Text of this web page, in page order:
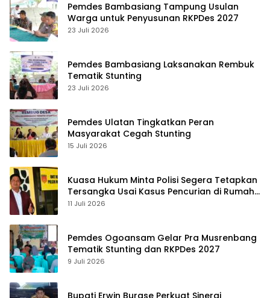
Pemdes Bambasiang Tampung Usulan
Warga untuk Penyusunan RKPDes 2027
23 Juli 2026
Pemdes Bambasiang Laksanakan Rembuk
Tematik Stunting
23 Juli 2026
Pemdes Ulatan Tingkatkan Peran
Masyarakat Cegah Stunting
15 Juli 2026
Kuasa Hukum Minta Polisi Segera Tetapkan
Tersangka Usai Kasus Pencurian di Rumah
Anggota Dewan Bantul di Sigi Naik
11 Juli 2026
Pemdes Ogoansam Gelar Pra Musrenbang
Tematik Stunting dan RKPDes 2027
9 Juli 2026